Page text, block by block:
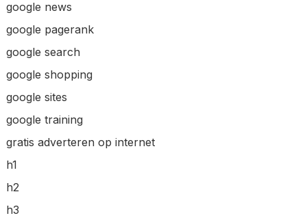
google news
google pagerank
google search
google shopping
google sites
google training
gratis adverteren op internet
h1
h2
h3